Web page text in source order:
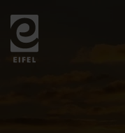
Zurück
zur
Startseite